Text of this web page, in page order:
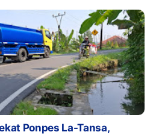
Ponpes La-Tansa,